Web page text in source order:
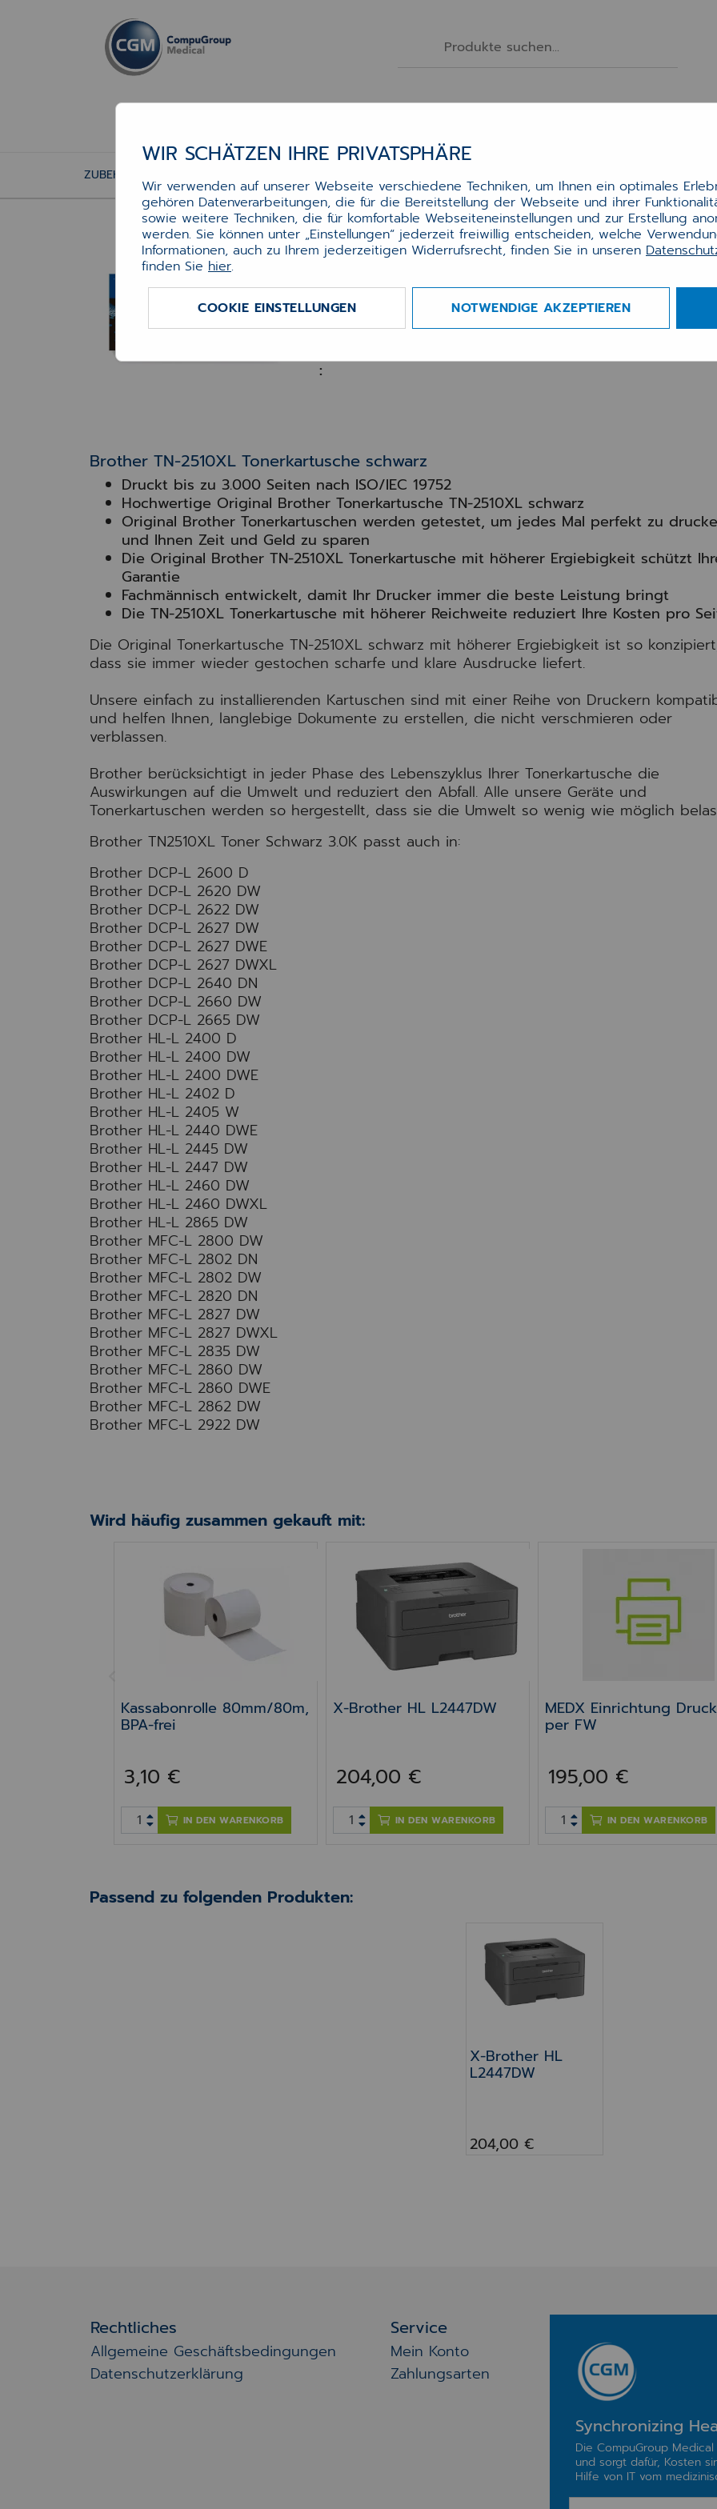
ZUBEHÖR
Toner Brother TN2510XL (3k)
HL-L2865DW, MFC-L2980DW
Art.-Nr.:
0020004634
:
Brother TN-2510XL Tonerkartusche schwarz
Druckt bis zu 3.000 Seiten nach ISO/IEC 19752
Hochwertige Original Brother Tonerkartusche TN-2510XL schwarz
Original Brother Tonerkartuschen werden getestet, um jedes Mal perfekt zu
und Ihnen Zeit und Geld zu sparen
Die Original Brother TN-2510XL Tonerkartusche mit höherer Ergiebigkeit schützt
Garantie
Fachmännisch entwickelt, damit Ihr Drucker immer die beste Leistung bringt
Die TN-2510XL Tonerkartusche mit höherer Reichweite reduziert Ihre Kosten pro
Die Original Tonerkartusche TN-2510XL schwarz mit höherer Ergiebigkeit ist so
dass sie immer wieder gestochen scharfe und klare Ausdrucke liefert.
Unsere einfach zu installierenden Kartuschen sind mit einer Reihe von Druckern
und helfen Ihnen, langlebige Dokumente zu erstellen, die nicht verschmieren oder
verblassen.
Brother berücksichtigt in jeder Phase des Lebenszyklus Ihrer Tonerkartusche die
Auswirkungen auf die Umwelt und reduziert den Abfall. Alle unsere Geräte und
Tonerkartuschen werden so hergestellt, dass sie die Umwelt so wenig wie möglich
Brother TN2510XL Toner Schwarz 3.0K passt auch in:
Brother DCP-L 2600 D
Brother DCP-L 2620 DW
Brother DCP-L 2622 DW
Brother DCP-L 2627 DW
Brother DCP-L 2627 DWE
Brother DCP-L 2627 DWXL
Brother DCP-L 2640 DN
Brother DCP-L 2660 DW
Brother DCP-L 2665 DW
Brother HL-L 2400 D
Brother HL-L 2400 DW
Brother HL-L 2400 DWE
Brother HL-L 2402 D
Brother HL-L 2405 W
Brother HL-L 2440 DWE
Brother HL-L 2445 DW
Brother HL-L 2447 DW
Brother HL-L 2460 DW
Brother HL-L 2460 DWXL
Brother HL-L 2865 DW
Brother MFC-L 2800 DW
Brother MFC-L 2802 DN
Brother MFC-L 2802 DW
Brother MFC-L 2820 DN
Brother MFC-L 2827 DW
Brother MFC-L 2827 DWXL
Brother MFC-L 2835 DW
Brother MFC-L 2860 DW
Brother MFC-L 2860 DWE
Brother MFC-L 2862 DW
Brother MFC-L 2922 DW
Wird häufig zusammen gekauft mit:
Kassabonrolle 80mm/80m,
BPA-frei
3,10 €
IN DEN WARENKORB
X-Brother HL L2447DW
X-Brother HL L2447DW
204,00 €
IN DEN WARENKORB
MEDX Einrichtung
per FW
195,00 €
IN DEN WARENKORB
Passend zu folgenden Produkten:
X-Brother HL L2447DW
X-Brother HL
L2447DW
204,00 €
Rechtliches
Allgemeine Geschäftsbedingungen
Datenschutzerklärung
Service
Mein Konto
Zahlungsarten
Synchronizing
Die CompuGroup
und sorgt dafür, Kosten
Hilfe von IT vom
WIR SCHÄTZEN IHRE PRIVATSPHÄRE
Wir verwenden auf unserer Webseite verschiedene Techniken, um Ihnen ein optimales
gehören Datenverarbeitungen, die für die Bereitstellung der Webseite und ihrer
sowie weitere Techniken, die für komfortable Webseiteneinstellungen und zur Erstellung
werden. Sie können unter „Einstellungen“ jederzeit freiwillig entscheiden, welche
Informationen, auch zu Ihrem jederzeitigen Widerrufsrecht, finden Sie in unseren
finden Sie hier.
COOKIE EINSTELLUNGEN NOTWENDIGE AKZEPTIEREN